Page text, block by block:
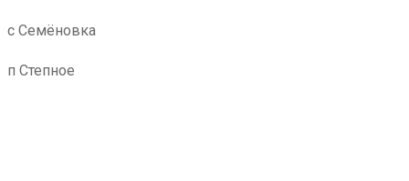
с Семёновка
п Степное